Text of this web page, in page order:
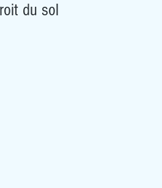
du sol